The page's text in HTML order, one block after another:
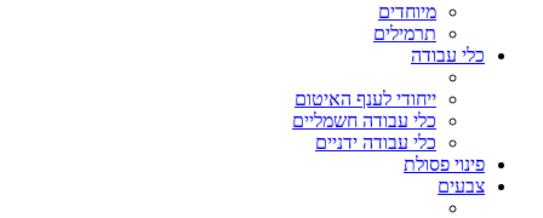
מיוחדים
תרמילים
כלי עבודה
ייחודי לענף האיטום
כלי עבודה חשמליים
כלי עבודה ידניים
פינוי פסולת
צבעים